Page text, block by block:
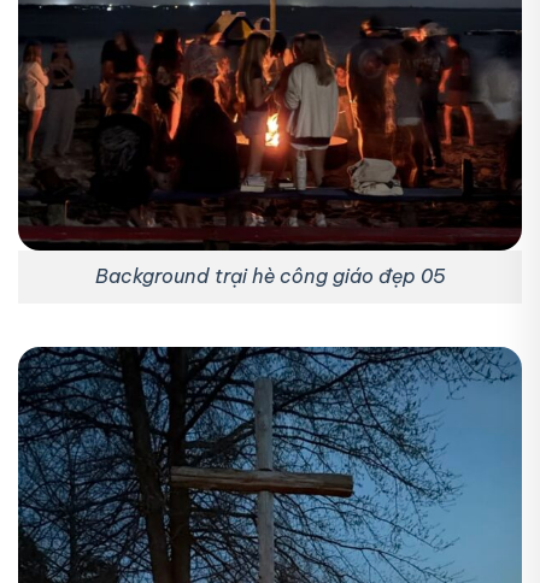
Background trại hè công giáo đẹp 05